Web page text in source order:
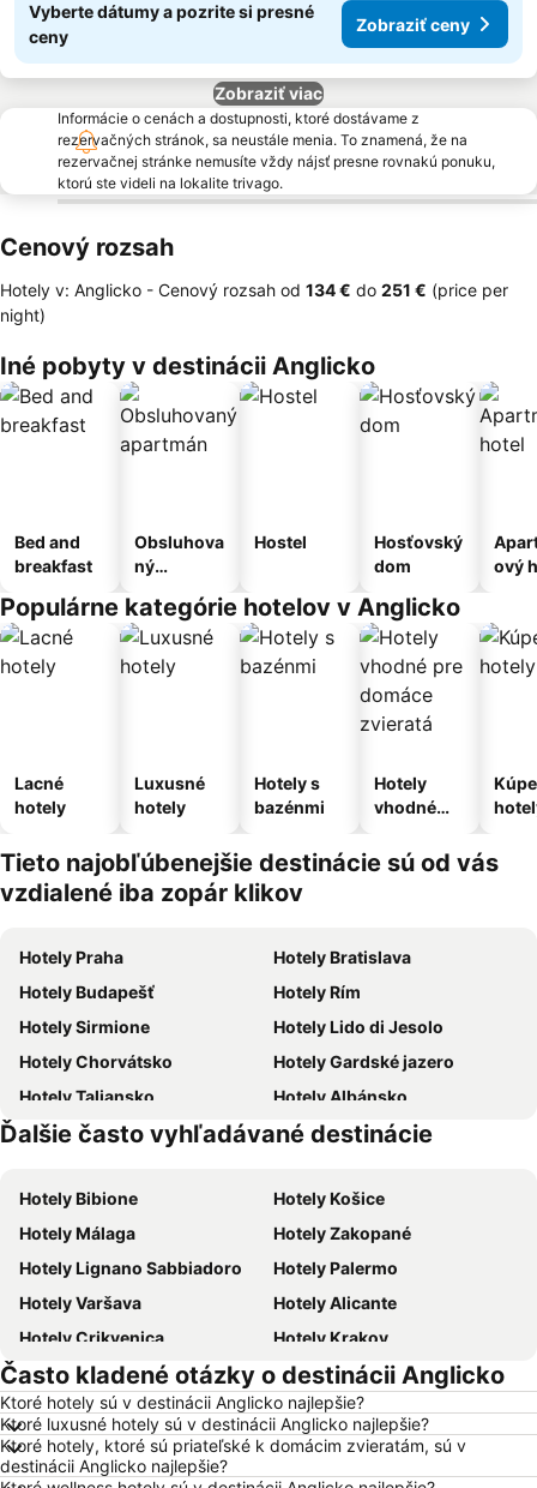
Vyberte dátumy a pozrite si presné
ceny
Zobraziť ceny
Zobraziť viac
Informácie o cenách a dostupnosti, ktoré dostávame z
rezervačných stránok, sa neustále menia. To znamená, že na
rezervačnej stránke nemusíte vždy nájsť presne rovnakú ponuku,
ktorú ste videli na lokalite trivago.
Cenový rozsah
Hotely v: Anglicko - Cenový rozsah od ‎134 € do ‎251 € (price per
night)
Iné pobyty v destinácii Anglicko
Bed and
breakfast
Obsluhova
ný
Hostel
Hosťovský
dom
ový
Populárne kategórie hotelov v Anglicko
Lacné
hotely
Luxusné
hotely
Hotely s
bazénmi
Hotely
vhodné
domáce
zvieratá
Tieto najobľúbenejšie destinácie sú od vás
vzdialené iba zopár klikov
Hotely Praha
Hotely Bratislava
Hotely Budapešť
Hotely Rím
Hotely Sirmione
Hotely Lido di Jesolo
Hotely Chorvátsko
Hotely Gardské jazero
Hotely Taliansko
Hotely Albánsko
Hotely Slovensko
Hotely Laponsko
Ďalšie často vyhľadávané destinácie
Hotely Bibione
Hotely Košice
Hotely Málaga
Hotely Zakopané
Hotely Lignano Sabbiadoro
Hotely Palermo
Hotely Varšava
Hotely Alicante
Hotely Crikvenica
Hotely Krakov
Hotely Barcelona
Hotely Heraklion
Hotely Gdansk
Hotely Naples
Hotely Vysoké Tatry
Hotely New York
Hotely Dubaj
Hotely Tropea
Často kladené otázky o destinácii Anglicko
Ktoré hotely sú v destinácii Anglicko najlepšie?
Ktoré luxusné hotely sú v destinácii Anglicko najlepšie?
Ktoré hotely, ktoré sú priateľské k domácim zvieratám, sú v
destinácii Anglicko najlepšie?